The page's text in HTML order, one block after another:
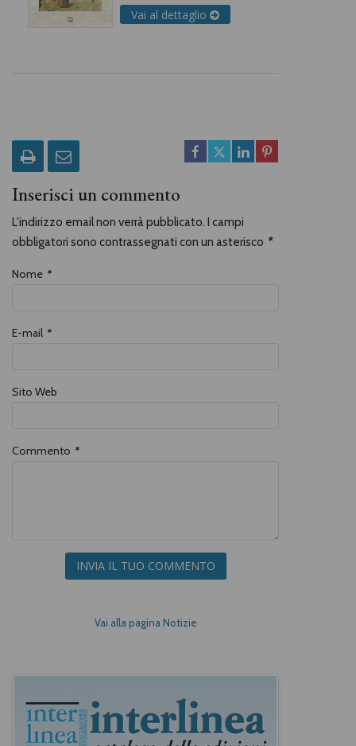
Vai al dettaglio
Inserisci un commento
L'indirizzo email non verrà pubblicato. I campi
obbligatori sono contrassegnati con un asterisco *
Nome *
E-mail *
Sito Web
Commento *
INVIA IL TUO COMMENTO
Vai alla pagina Notizie